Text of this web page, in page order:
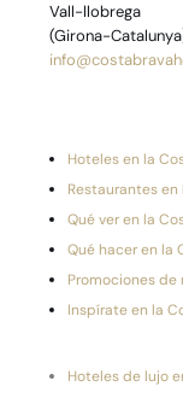
Vall-llobrega
(Girona-
Hoteles en la
Restaurantes en
Qué ver en la
Qué hacer en la
Promociones
Inspírate en la
Hoteles de lujo